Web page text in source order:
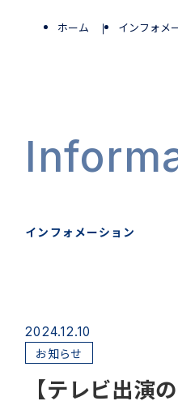
インフォメーション
ホーム インフォメ
2024.12.10
お知らせ
【テレビ出演